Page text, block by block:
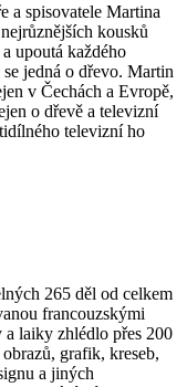
a spisovatele Martina
kousků
upoutá každého
jedná o dřevo. Martin
v Čechách a Evropě,
o dřevě a televizní
televizní ho
265 děl od celkem
francouzskými
a laiky zhlédlo přes 200
grafik, kreseb,
a jiných